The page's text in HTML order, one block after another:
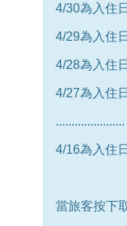
4/30為入住日
4/29為入住
4/28為入住
4/27為入住
......................
4/16為入住
當旅客按下